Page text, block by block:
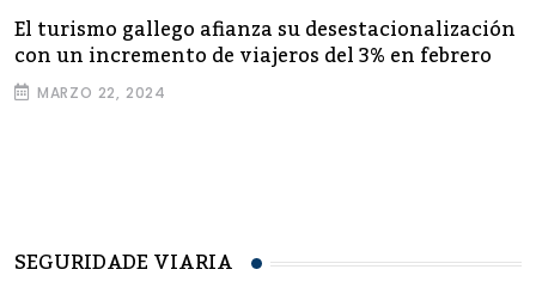
El turismo gallego afianza su desestacionalización
con un incremento de viajeros del 3% en febrero
MARZO 22, 2024
SEGURIDADE VIARIA